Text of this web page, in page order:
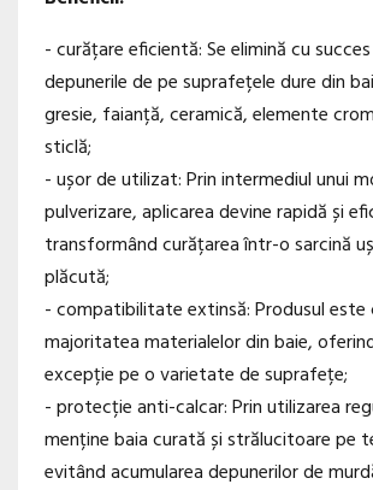
- curățare eficientă: Se elimină cu
depunerile de pe suprafețele dure din
gresie, faianță, ceramică, elemente
sticlă;
- ușor de utilizat: Prin intermediul unui
pulverizare, aplicarea devine rapidă și
transformând curățarea într-o sarcină
plăcută;
- compatibilitate extinsă: Produsul
majoritatea materialelor din baie,
excepție pe o varietate de suprafețe;
- protecție anti-calcar: Prin utilizarea
menține baia curată și strălucitoare pe
evitând acumularea depunerilor de